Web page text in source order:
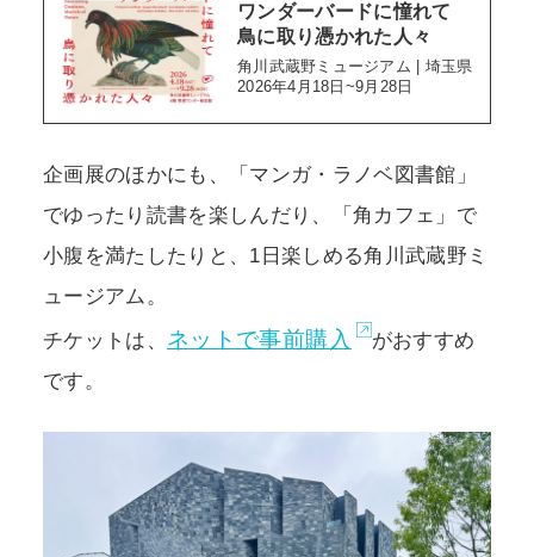
ワンダーバードに憧れて
鳥に取り憑かれた人々
角川武蔵野ミュージアム | 埼玉県
2026年4月18日~9月28日
企画展のほかにも、「マンガ・ラノベ図書館」
でゆったり読書を楽しんだり、「角カフェ」で
小腹を満たしたりと、1日楽しめる角川武蔵野ミ
ュージアム。
チケットは、 ネットで事前購入
がおすすめ
です。